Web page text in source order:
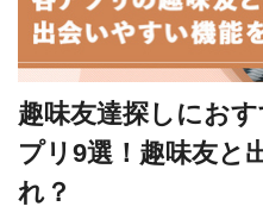
趣味友達探しにお
プリ9選！趣味友と
れ？